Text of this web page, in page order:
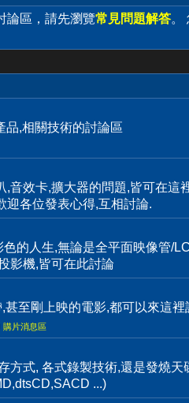
論區，請先瀏覽常見問題解答。
品,相關技術的討論區
,音效卡,擴大器的問題,皆可在這
迎各位發表心得,互相討論.
的人生,無論是全平面映像管/
影機,皆可在此討論
至剛上映的電影,都可以來這裡
購片消息區
方式, 各式錄製技術,還是發燒天
...)